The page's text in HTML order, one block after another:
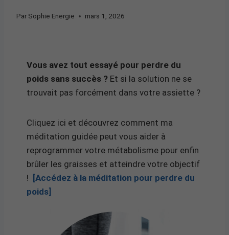
Par Sophie Energie mars 1, 2026
Vous avez tout essayé pour perdre du
poids sans succès ? Et si la solution ne se
trouvait pas forcément dans votre assiette ?
Cliquez ici et découvrez comment ma
méditation guidée peut vous aider à
reprogrammer votre métabolisme pour enfin
brûler les graisses et atteindre votre objectif
! [Accédez à la méditation pour perdre du
poids]